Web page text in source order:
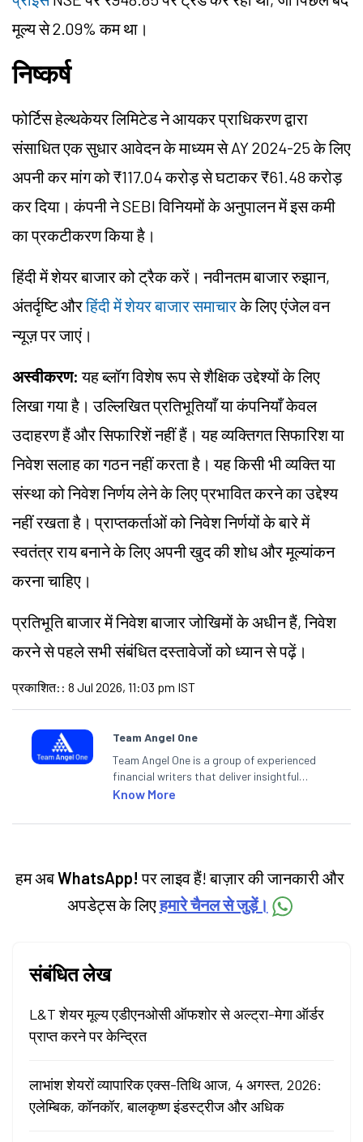
मूल्य से 2.09% कम था।
निष्कर्ष
फोर्टिस हेल्थकेयर लिमिटेड ने आयकर प्राधिकरण द्वारा
संसाधित एक सुधार आवेदन के माध्यम से AY 2024-25 के लिए
अपनी कर मांग को ₹117.04 करोड़ से घटाकर ₹61.48 करोड़
कर दिया। कंपनी ने SEBI विनियमों के अनुपालन में इस कमी
का प्रकटीकरण किया है।
हिंदी में शेयर बाजार को ट्रैक करें। नवीनतम बाजार रुझान,
अंतर्दृष्टि औरहिंदी में शेयर बाजार समाचारके लिए एंजेल वन
न्यूज़ पर जाएं।
अस्वीकरण: यह ब्लॉग विशेष रूप से शैक्षिक उद्देश्यों के लिए
लिखा गया है। उल्लिखित प्रतिभूतियाँ या कंपनियाँ केवल
उदाहरण हैं और सिफारिशें नहीं हैं। यह व्यक्तिगत सिफारिश या
निवेश सलाह का गठन नहीं करता है। यह किसी भी व्यक्ति या
संस्था को निवेश निर्णय लेने के लिए प्रभावित करने का उद्देश्य
नहीं रखता है। प्राप्तकर्ताओं को निवेश निर्णयों के बारे में
स्वतंत्र राय बनाने के लिए अपनी खुद की शोध और मूल्यांकन
करना चाहिए।
प्रतिभूति बाजार में निवेश बाजार जोखिमों के अधीन हैं, निवेश
करने से पहले सभी संबंधित दस्तावेजों को ध्यान से पढ़ें।
प्रकाशित: : 8 Jul 2026, 11:03 pm IST
Team Angel One
Team Angel One is a group of experienced
financial writers that deliver insightful
articles on the stock market, IPO, economy,
categories.
Know More
हम अबWhatsApp! पर लाइव हैं! बाज़ार की जानकारी और
अपडेट्स के लिएहमारे चैनल से जुड़ें।
संबंधित लेख
L&T शेयर मूल्य एडीएनओसी ऑफशोर से अल्ट्रा-मेगा ऑर्डर
प्राप्त करने पर केन्द्रित
लाभांश शेयरों व्यापारिक एक्स-तिथि आज, 4 अगस्त, 2026:
एलेम्बिक, कॉनकॉर, बालकृष्ण इंडस्ट्रीज और अधिक